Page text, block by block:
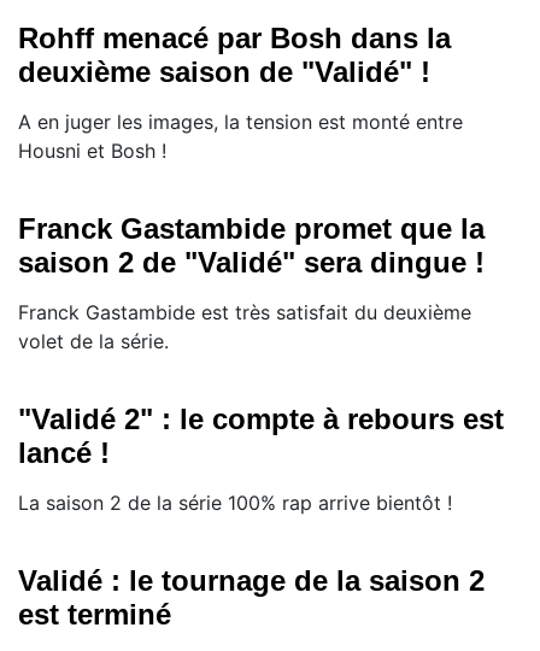
Rohff menacé par Bosh dans la
deuxième saison de "Validé" !
A en juger les images, la tension est monté entre
Housni et Bosh !
Franck Gastambide promet que la
saison 2 de "Validé" sera dingue !
Franck Gastambide est très satisfait du deuxième
volet de la série.
"Validé 2" : le compte à rebours est
lancé !
La saison 2 de la série 100% rap arrive bientôt !
Validé : le tournage de la saison 2
est terminé